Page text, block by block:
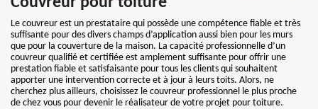
Le couvreur est un prestataire qui possède une compétence fiable et très
suffisante pour des divers champs d’application aussi bien pour les murs
que pour la couverture de la maison. La capacité professionnelle d’un
couvreur qualifié et certifiée est amplement suffisante pour offrir une
prestation fiable et satisfaisante pour tous les clients qui souhaitent
apporter une intervention correcte et à jour à leurs toits. Alors, ne
cherchez plus ailleurs, choisissez le couvreur professionnel le plus proche
de chez vous pour devenir le réalisateur de votre projet pour toiture.